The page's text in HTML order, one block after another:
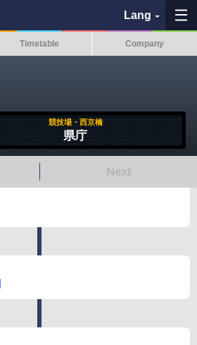
Lang
My Favorites
History
Search bus stop
問題を報告
Timetable Company
競技場・西京橋
県庁
Next